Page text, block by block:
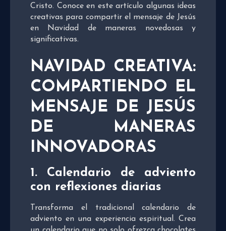
Cristo. Conoce en este artículo algunas ideas
creativas para compartir el mensaje de Jesús
en Navidad de maneras novedosas y
significativas.
NAVIDAD CREATIVA:
COMPARTIENDO EL
MENSAJE DE JESÚS
DE MANERAS
INNOVADORAS
1. Calendario de adviento
con reflexiones diarias
Transforma el tradicional calendario de
adviento en una experiencia espiritual. Crea